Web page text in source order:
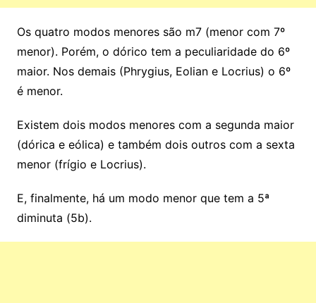
Os quatro modos menores são m7 (menor com 7º
menor). Porém, o dórico tem a peculiaridade do 6º
maior. Nos demais (Phrygius, Eolian e Locrius) o 6º
é menor.
Existem dois modos menores com a segunda maior
(dórica e eólica) e também dois outros com a sexta
menor (frígio e Locrius).
E, finalmente, há um modo menor que tem a 5ª
diminuta (5b).